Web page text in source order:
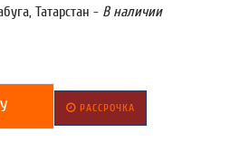
Татарстан - В наличии
РАССРОЧКА